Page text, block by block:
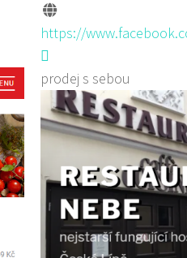
https://
prodej s sebou